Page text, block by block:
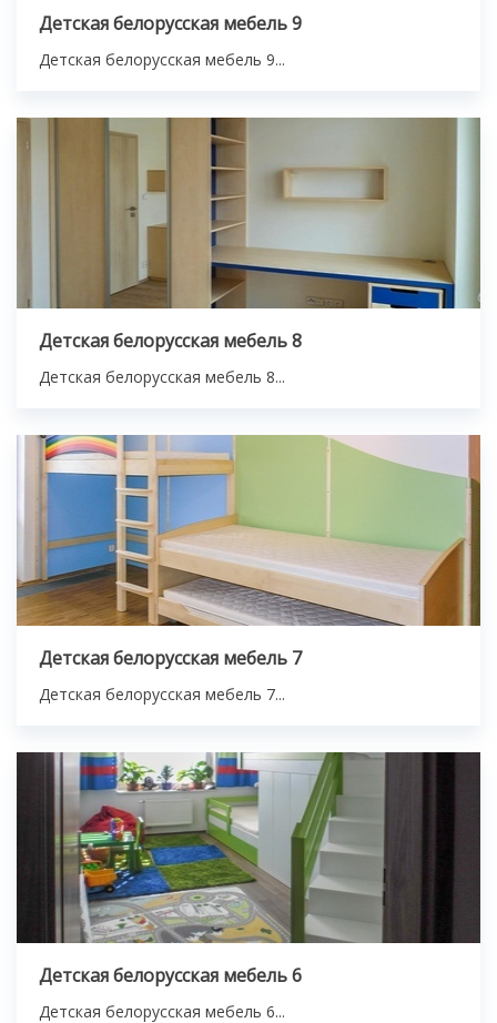
Детская белорусская мебель 9
Детская белорусская мебель 9...
Детская белорусская мебель 8
Детская белорусская мебель 8...
Детская белорусская мебель 7
Детская белорусская мебель 7...
Детская белорусская мебель 6
Детская белорусская мебель 6...